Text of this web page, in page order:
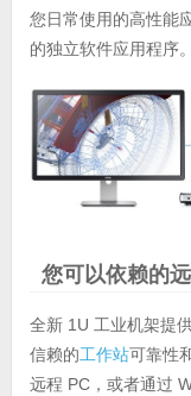
您日常使用的高性能
的独立软件应用程序。
您可以依赖的
全新 1U 工业机架提
信赖的工作站可靠性
远程 PC，或者通过